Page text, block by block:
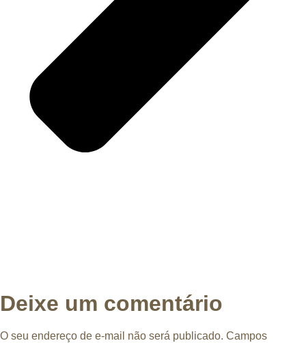
Deixe um comentário
O seu endereço de e-mail não será publicado. Campos